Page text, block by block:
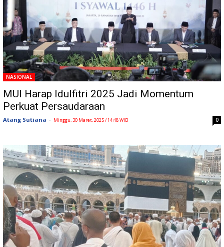
NASIONAL
MUI Harap Idulfitri 2025 Jadi Momentum
Perkuat Persaudaraan
Atang Sutiana - Minggu, 30 Maret, 2025 / 14:48 WIB 0